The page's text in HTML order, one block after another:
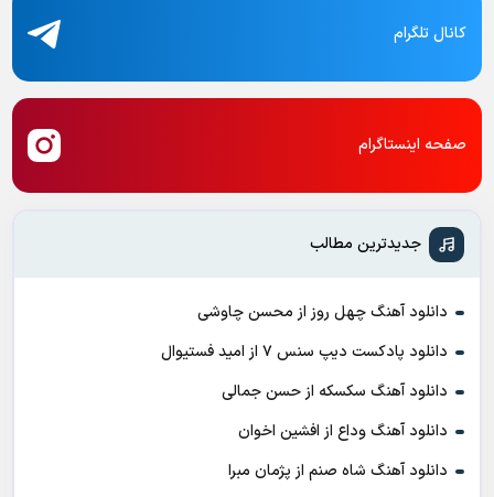
کانال تلگرام
صفحه اینستاگرام
جدیدترین مطالب
دانلود آهنگ چهل روز از محسن چاوشی
دانلود پادکست ديپ سنس ۷ از اميد فستيوال
دانلود آهنگ سکسکه از حسن جمالی
دانلود آهنگ وداع از افشين اخوان
دانلود آهنگ شاه صنم از پژمان مبرا